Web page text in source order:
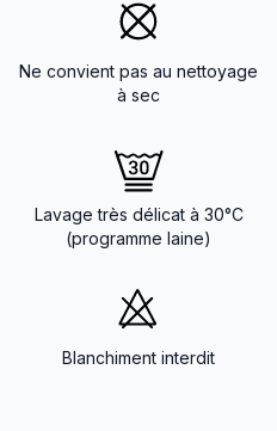
Ne convient pas au nettoyage
à sec
Lavage très délicat à 30°C
(programme laine)
Blanchiment interdit